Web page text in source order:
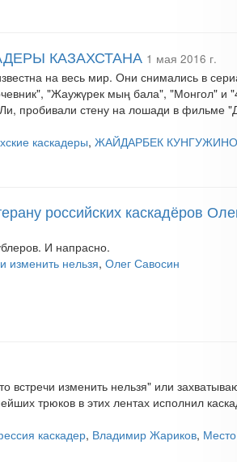
КАЗАХСТАНА 1 мая 2016 г.
на весь мир. Они снимались в
"Жаужүрек мың бала", "Монгол" и
пробивали стену на лошади в фильме
каскадеры, ЖАЙДАРБЕК
российских каскадёров
И напрасно.
изменить нельзя, Олег Савосин
встречи изменить нельзя" или
трюков в этих лентах исполнил
каскадер, Владимир Жариков,